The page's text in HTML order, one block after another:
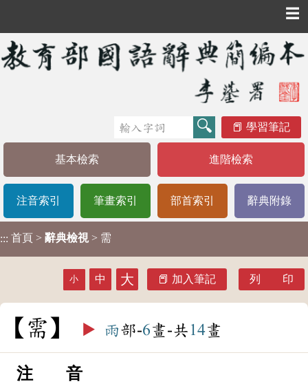
☰
學習筆記
基本檢索 進階檢索
注音索引 筆畫索引 部首索引 辭典附錄
::: 首頁 > 辭典檢視 > 需
小 中 大 加入筆記 列 印
需 ▶️ 雨部-6畫-共 14畫
注 音